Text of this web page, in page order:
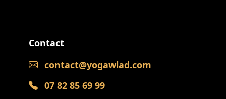
Contact
contact@yogawlad.com
07 82 85 69 99